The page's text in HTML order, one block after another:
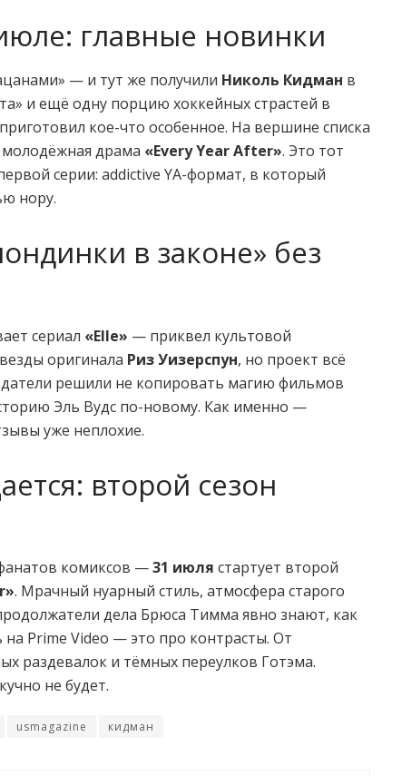
главные новинки
— и тут же получили Николь Кидман в
и ещё одну порцию хоккейных страстей в
кое-что особенное. На вершине списка
драма «Every Year After». Это тот
серии: addictive YA-формат, в который
нору.
в законе» без
сериал «Elle» — приквел культовой
оригинала Риз Уизерспун, но проект всё
решили не копировать магию фильмов
Эль Вудс по-новому. Как именно —
уже неплохие.
второй сезон
комиксов —31 июля стартует второй
. Мрачный нуарный стиль, атмосфера старого
дела Брюса Тимма явно знают, как
Prime Video — это про контрасты. От
раздевалок и тёмных переулков Готэма.
не будет.
usmagazine кидман